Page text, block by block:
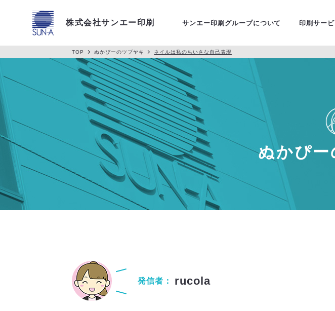
株式会社サンエー印刷 サンエー印刷グループについて 印刷サービ
金融・証券
TOP ぬかぴーのツブヤキ ネイルは私のちいさな自己表現
ぬかぴー
発信者： rucola